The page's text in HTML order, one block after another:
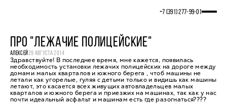
+7 (391) 277‒99‒01
ПРО "ЛЕЖАЧИЕ ПОЛИЦЕЙСКИЕ"
АЛЕКСЕЙ29 АВГУСТА 2014
Здравствуйте! В последнее время, мне кажется, появилась
необходимость установки лежачих полицейских на дороге между
домами малых кварталов и южного берега , чтоб машины не
летали как угорелые, гуляя с детьми только и видишь как машины
летают, это касается всех живущих автовладельцев малых
кварталов и южного берега и приезжих на машинах, так как у нас
почти идеальный асфальт и машинам есть где разогнаться????